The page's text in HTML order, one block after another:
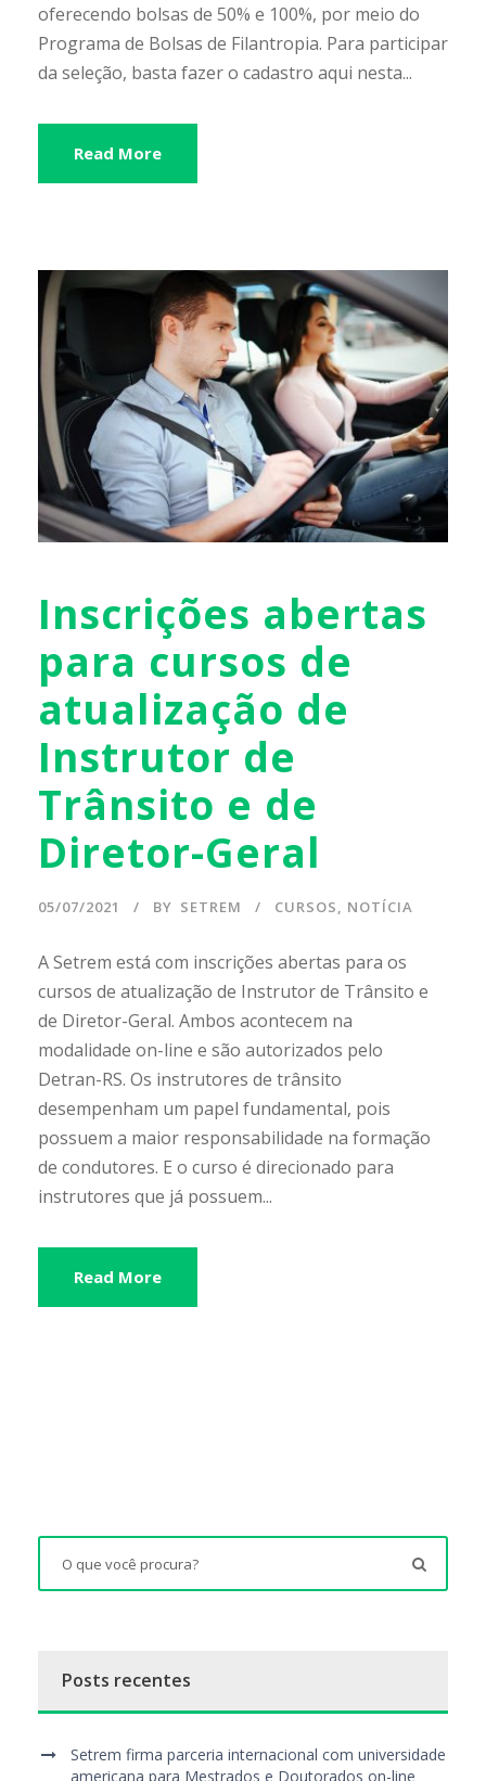
oferecendo bolsas de 50% e 100%, por meio do
Programa de Bolsas de Filantropia. Para participar
da seleção, basta fazer o cadastro aqui nesta...
Read More
Inscrições abertas
para cursos de
atualização de
Instrutor de
Trânsito e de
Diretor-Geral
05/07/2021 BY SETREM CURSOS, NOTÍCIA
A Setrem está com inscrições abertas para os
cursos de atualização de Instrutor de Trânsito e
de Diretor-Geral. Ambos acontecem na
modalidade on-line e são autorizados pelo
Detran-RS. Os instrutores de trânsito
desempenham um papel fundamental, pois
possuem a maior responsabilidade na formação
de condutores. E o curso é direcionado para
instrutores que já possuem...
Read More
Posts recentes
Setrem firma parceria internacional com universidade
americana para Mestrados e Doutorados on-line